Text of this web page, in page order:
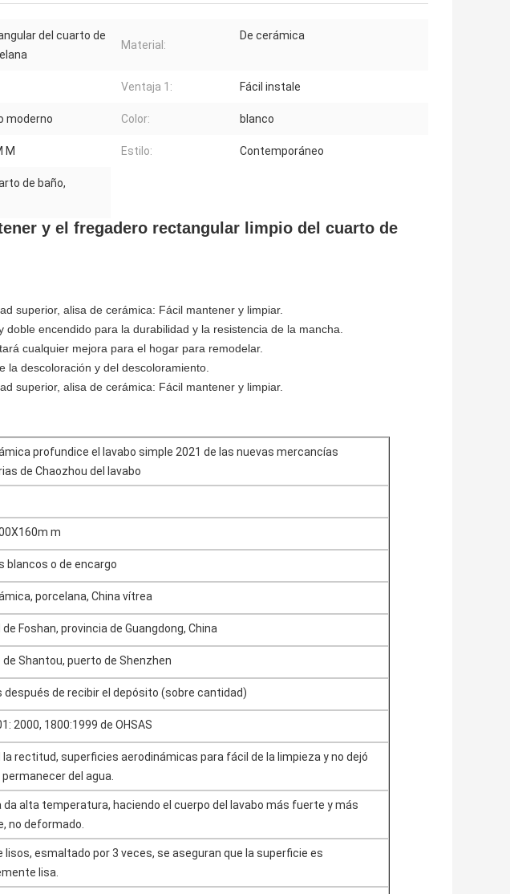
del cuarto de
Material:
De cerámica
Ventaja 1: Fácil instale
moderno Color: blanco
M Estilo: Contemporáneo
de baño,
y el fregadero rectangular limpio del cuarto de
superior, alisa de cerámica: Fácil mantener y limpiar.
encendido para la durabilidad y la resistencia de la mancha.
cualquier mejora para el hogar para remodelar.
la descoloración y del descoloramiento.
superior, alisa de cerámica: Fácil mantener y limpiar.
profundice el lavabo simple 2021 de las nuevas mercancías
de Chaozhou del lavabo
m
blancos o de encargo
porcelana, China vítrea
de Foshan, provincia de Guangdong, China
de Shantou, puerto de Shenzhen
después de recibir el depósito (sobre cantidad)
2000, 1800:1999 de OHSAS
la rectitud, superficies aerodinámicas para fácil de la limpieza y no dejó
permanecer del agua.
da alta temperatura, haciendo el cuerpo del lavabo más fuerte y más
no deformado.
lisos, esmaltado por 3 veces, se aseguran que la superficie es
lisa.